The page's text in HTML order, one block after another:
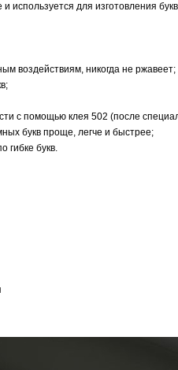
используется для изготовления
воздействиям, никогда не ржавеет;
с помощью клея 502 (после
букв проще, легче и быстрее;
гибке букв.